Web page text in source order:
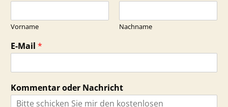
Vorname Nachname
E-Mail *
Kommentar oder Nachricht